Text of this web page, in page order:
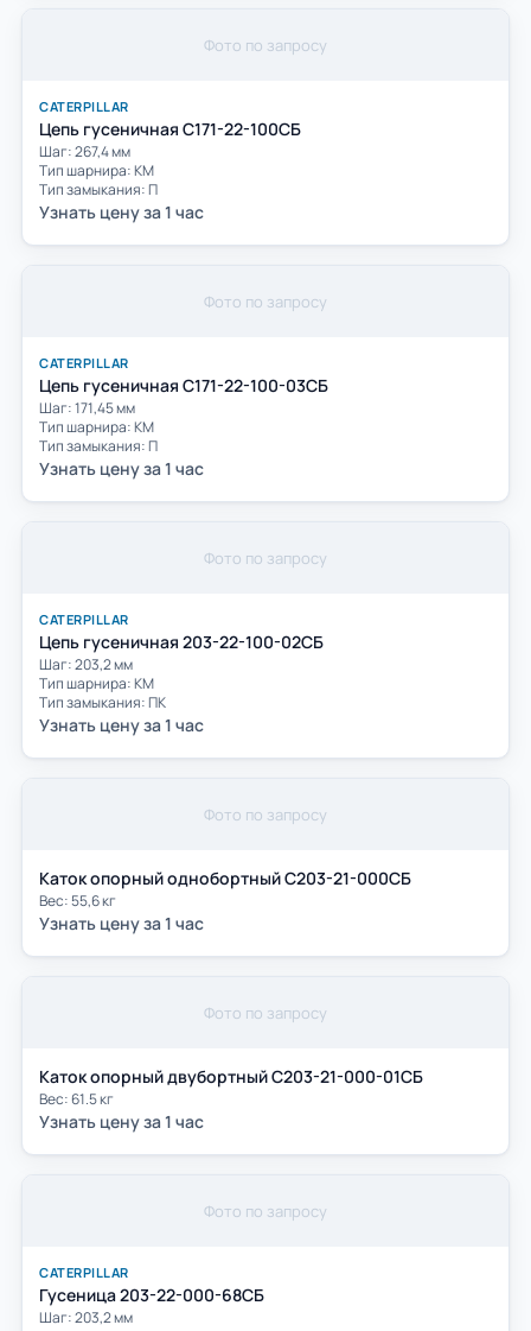
Фото по запросу
CATERPILLAR
Цепь гусеничная С171-22-100СБ
Шаг: 267,4 мм
Тип шарнира: КМ
Тип замыкания: П
Узнать цену за 1 час
Фото по запросу
CATERPILLAR
Цепь гусеничная С171-22-100-03СБ
Шаг: 171,45 мм
Тип шарнира: КМ
Тип замыкания: П
Узнать цену за 1 час
Фото по запросу
CATERPILLAR
Цепь гусеничная 203-22-100-02СБ
Шаг: 203,2 мм
Тип шарнира: КМ
Тип замыкания: ПК
Узнать цену за 1 час
Фото по запросу
Каток опорный однобортный С203-21-000СБ
Вес: 55,6 кг
Узнать цену за 1 час
Фото по запросу
Каток опорный двубортный С203-21-000-01СБ
Вес: 61.5 кг
Узнать цену за 1 час
Фото по запросу
CATERPILLAR
Гусеница 203-22-000-68СБ
Шаг: 203,2 мм